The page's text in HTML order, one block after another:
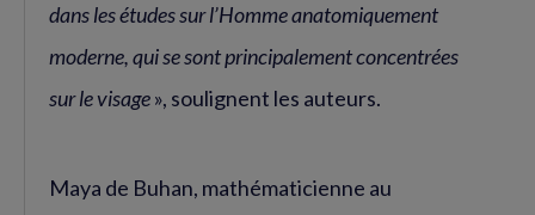
dans les études sur l’Homme anatomiquement
moderne, qui se sont principalement concentrées
sur le visage», soulignent les auteurs.
Maya de Buhan, mathématicienne au